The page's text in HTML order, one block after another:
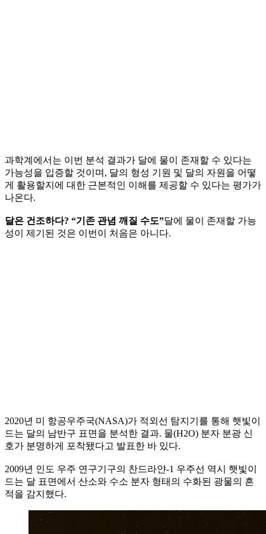
과학계에서는 이번 분석 결과가 달에 물이 존재할 수 있다는
가능성을 입증할 것이며, 달의 형성 기원 및 달의 자원을 어떻
게 활용할지에 대한 근본적인 이해를 제공할 수 있다는 평가가
나온다.
달은 건조하다? “기존 관념 깨질 수도”달에 물이 존재할 가능
성이 제기된 것은 이번이 처음은 아니다.
2020년 미 항공우주국(NASA)가 적외선 탐지기를 통해 햇빛이
드는 달의 남반구 표면을 분석한 결과. 물(H2O) 분자 분광 신
호가 분명하게 포착됐다고 발표한 바 있다.
2009년 인도 우주 연구기구의 찬드라얀-1 우주선 역시 햇빛이
드는 달 표면에서 산소와 수소 분자 형태의 수화된 광물의 흔
적을 감지했다.